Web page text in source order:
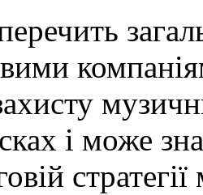
і може